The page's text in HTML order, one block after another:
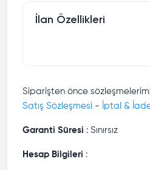
İlan Özellikleri
Siparişten önce
Satış Sözleşmesi - İptal &
Garanti Süresi : Sınırsız
Hesap Bilgileri :